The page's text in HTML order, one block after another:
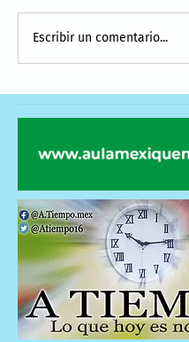
Escribir un comentario...